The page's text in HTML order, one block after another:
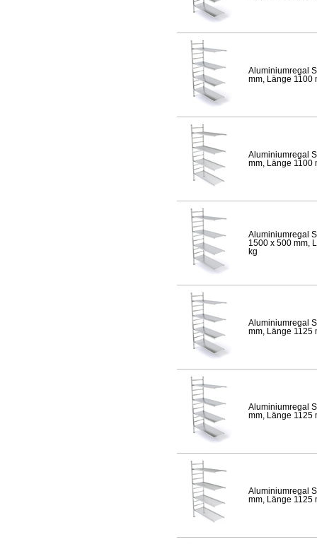
Aluminiumregal
mm, Länge 1100
Aluminiumregal
mm, Länge 1100
Aluminiumregal
1500 x 500 mm,
kg
Aluminiumregal
mm, Länge 1125
Aluminiumregal
mm, Länge 1125
Aluminiumregal
mm, Länge 1125